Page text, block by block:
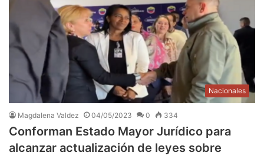
Nacionales
Magdalena Valdez 04/05/2023 0 334
Conforman Estado Mayor Jurídico para
alcanzar actualización de leyes sobre